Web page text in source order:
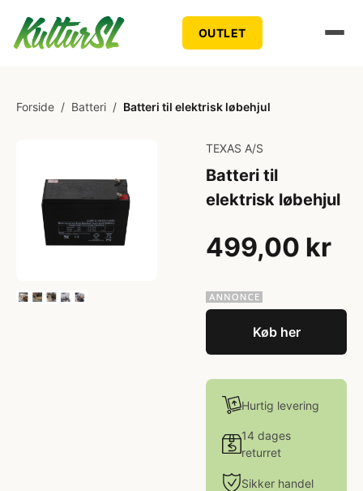
OUTLET
Forside / Batteri / Batteri til elektrisk løbehjul
TEXAS A/S
Batteri til
elektrisk løbehjul
499,00 kr
Køb her
Hurtig levering
14 dages
returret
Sikker handel